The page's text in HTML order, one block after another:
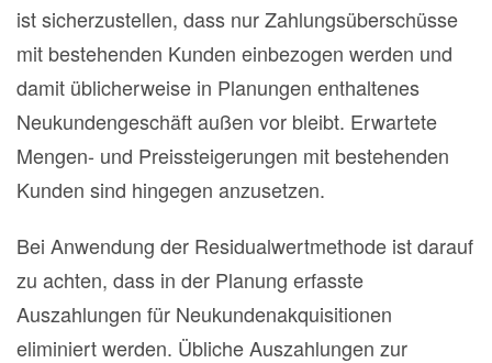
ist sicherzustellen, dass nur Zahlungsüberschüsse
mit bestehenden Kunden einbezogen werden und
damit üblicherweise in Planungen enthaltenes
Neukundengeschäft außen vor bleibt. Erwartete
Mengen- und Preissteigerungen mit bestehenden
Kunden sind hingegen anzusetzen.
Bei Anwendung der Residualwertmethode ist darauf
zu achten, dass in der Planung erfasste
Auszahlungen für Neukundenakquisitionen
eliminiert werden. Übliche Auszahlungen zur